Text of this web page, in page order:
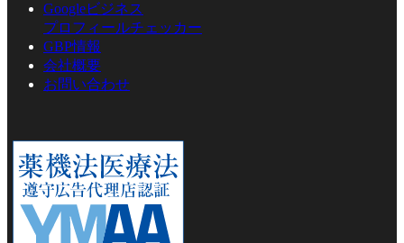
Googleビジネス
プロフィールチェッカー
GBP情報
会社概要
お問い合わせ